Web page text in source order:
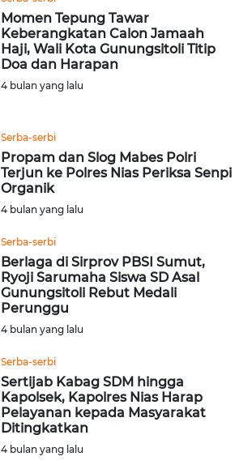
Momen Tepung Tawar
Keberangkatan Calon Jamaah
Haji, Wali Kota Gunungsitoli Titip
Doa dan Harapan
4 bulan yang lalu
Serba-serbi
Propam dan Slog Mabes Polri
Terjun ke Polres Nias Periksa Senpi
Organik
4 bulan yang lalu
Serba-serbi
Berlaga di Sirprov PBSI Sumut,
Ryoji Sarumaha Siswa SD Asal
Gunungsitoli Rebut Medali
Perunggu
4 bulan yang lalu
Serba-serbi
Sertijab Kabag SDM hingga
Kapolsek, Kapolres Nias Harap
Pelayanan kepada Masyarakat
Ditingkatkan
4 bulan yang lalu